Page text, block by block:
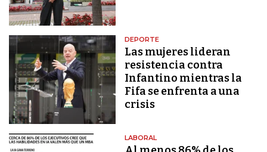
DEPORTE
Las mujeres lideran
resistencia contra
Infantino mientras la
Fifa se enfrenta a una
crisis
LABORAL